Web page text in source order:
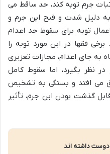
جرم توبه کند، حد ساقط می
به دلیل شدت و قبح این جرم و
توبه برای سقوط حد اعدام
فقها در این مورد توبه را
به جای اعدام، مجازات تعزیری
نظر بگیرد، اما سقوط کامل
می افتد و بستگی به تشخیص
گذشت بودن این جرم، تأثیر
دوست داشته اند